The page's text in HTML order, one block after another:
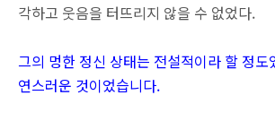
각하고 웃음을 터뜨리지 않을 수 없었다.
그의 멍한 정신 상태는 전설적이라 할 정도
연스러운 것이었습니다.